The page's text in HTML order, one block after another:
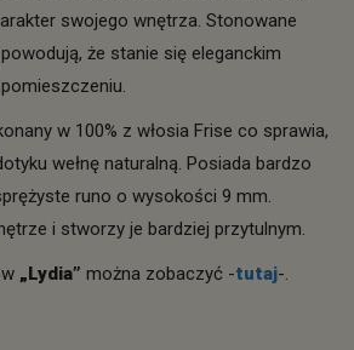
swojego wnętrza. Stonowane
że stanie się eleganckim
w 100% z włosia Frise co sprawia,
wełnę naturalną. Posiada bardzo
runo o wysokości 9 mm.
i stworzy je bardziej przytulnym.
„Lydia” można zobaczyć -tutaj-.